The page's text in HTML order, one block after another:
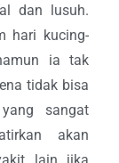
dan lusuh.
hari kucing-
ia tak
tidak bisa
sangat
akan